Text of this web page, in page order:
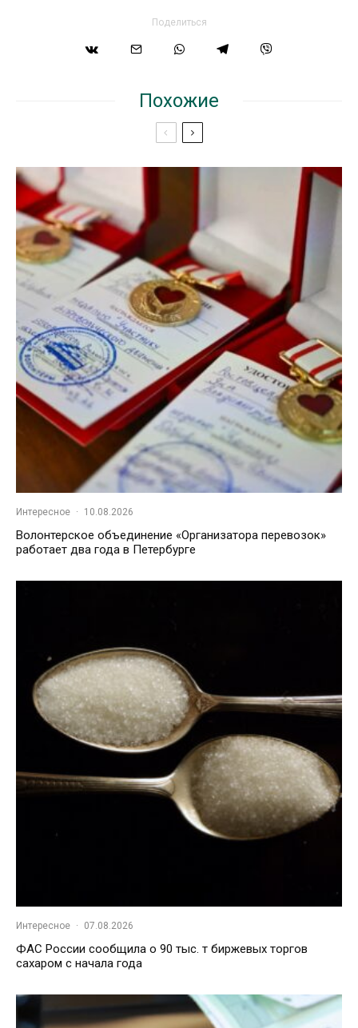
Поделиться
Похожие
Интересное · 10.08.2026
Волонтерское объединение «Организатора перевозок»
работает два года в Петербурге
Интересное · 07.08.2026
ФАС России сообщила о 90 тыс. т биржевых торгов
сахаром с начала года